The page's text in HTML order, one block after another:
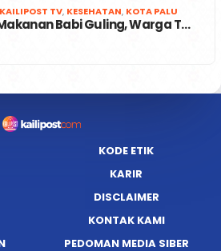
KAILIPOST TV, KESEHATAN, KOTA PALU
Babi Guling, Warga T…
KODE ETIK
KARIR
DISCLAIMER
KONTAK KAMI
PEDOMAN MEDIA SIBER